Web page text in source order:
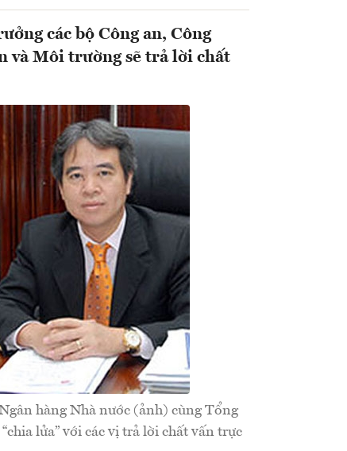
các bộ Công an, Công
và Môi trường sẽ trả lời chất
hàng Nhà nước (ảnh) cùng Tổng
lửa” với các vị trả lời chất vấn trực